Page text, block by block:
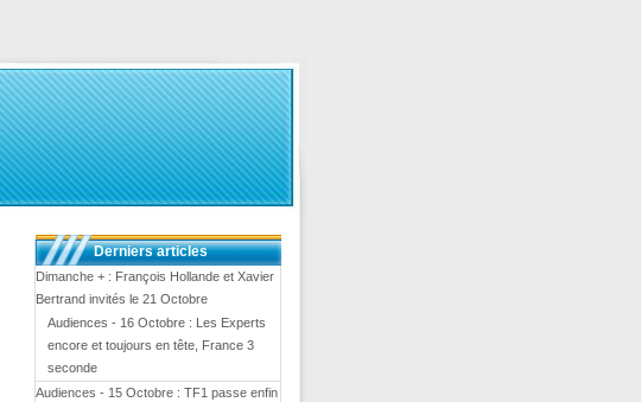
Derniers articles
Dimanche + : François Hollande et Xavier
Bertrand invités le 21 Octobre
Audiences - 16 Octobre : Les Experts
encore et toujours en tête, France 3
seconde
Audiences - 15 Octobre : TF1 passe enfin